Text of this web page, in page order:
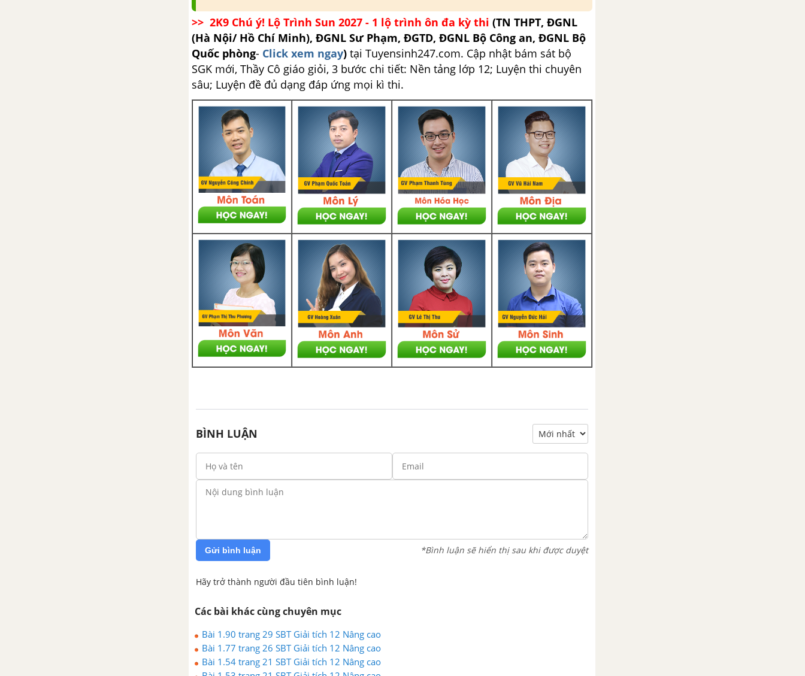
>> 2K9 Chú ý! Lộ Trình Sun 2027 - 1 lộ trình ôn đa kỳ thi (TN THPT, ĐGNL
(Hà Nội/ Hồ Chí Minh), ĐGNL Sư Phạm, ĐGTD, ĐGNL Bộ Công an, ĐGNL Bộ
Quốc phòng- Click xem ngay) tại Tuyensinh247.com. Cập nhật bám sát bộ
SGK mới, Thầy Cô giáo giỏi, 3 bước chi tiết: Nền tảng lớp 12; Luyện thi chuyên
sâu; Luyện đề đủ dạng đáp ứng mọi kì thi.
BÌNH LUẬN
Gửi bình luận *Bình luận sẽ hiển thị sau khi được duyệt
Hãy trở thành người đầu tiên bình luận!
Các bài khác cùng chuyên mục
Bài 1.90 trang 29 SBT Giải tích 12 Nâng cao
Bài 1.77 trang 26 SBT Giải tích 12 Nâng cao
Bài 1.54 trang 21 SBT Giải tích 12 Nâng cao